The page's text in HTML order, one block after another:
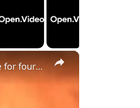
×
"The situation is out of control": Greek firefighters battle wildfire for fourth day